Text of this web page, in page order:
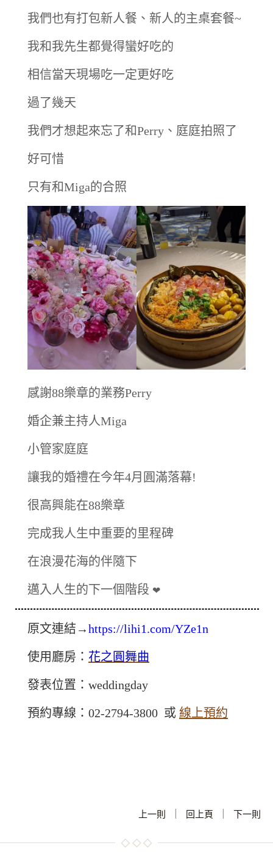
我們也有打包新人餐、新人的主桌套餐~
我和我先生都覺得蠻好吃的
相信當天現場吃一定更好吃
過了幾天
我們才想起來忘了和Perry、庭庭拍照了
好可惜
只有和Miga的合照
感謝88樂章的業務Perry
婚企兼主持人Miga
小管家庭庭
讓我的婚禮在今年4月圓滿落幕!
很高興能在88樂章
完成我人生中重要的里程碑
在浪漫花海的伴隨下
邁入人生的下一個階段 ❤
原文連結→https://lihi1.com/YZe1n
使用廳房： 花之圓舞曲
發表位置：weddingday
預約專線：02-2794-3800 或 線上預約
上一則 | 回上頁 | 下一則